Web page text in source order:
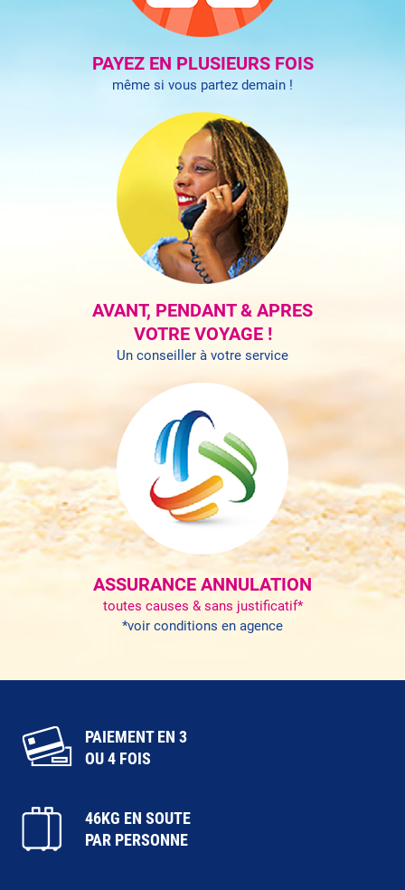
PAYEZ EN PLUSIEURS FOIS
même si vous partez demain !
AVANT, PENDANT & APR­ES
VOTRE VOYAGE !
Un conseiller à votre service
ASSURANCE ANNULATION
toutes causes & sans justificatif*
*voir conditions en agence
PAIEMENT EN 3
OU 4 FOIS
46KG EN SOUTE
PAR PERSONNE